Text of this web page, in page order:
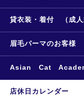
貸衣装・着付 （成
眉毛パーマのお客様
Asian Cat
店休日カレンダー